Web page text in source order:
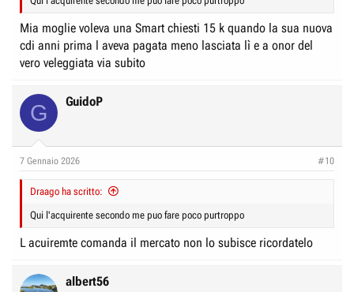
Mia moglie voleva una Smart chiesti 15 k quando la sua nuova
cdi anni prima l aveva pagata meno lasciata lì e a onor del
vero veleggiata via subito
G GuidoP
7 Gennaio 2026 #10
Draago ha scritto:
Qui l'acquirente secondo me puo fare poco purtroppo
L acuiremte comanda il mercato non lo subisce ricordatelo
albert56